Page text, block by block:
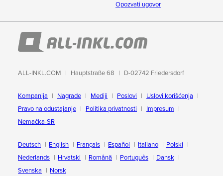
Opozvati ugovor
ALL-INKL.COM Hauptstraße 68 D-02742 Friedersdorf
Kompanija Nagrade Mediji Poslovi
Uslovi korišćenja
Pravo na odustajanje
Politika privatnosti
Impresum
Nemačka-SR
Deutsch English Français Español Italiano
Polski
Nederlands
Hrvatski Română Português
Dansk
Svenska
Norsk